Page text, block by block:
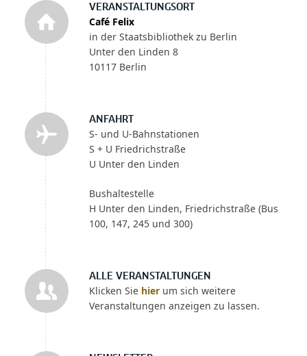
VERANSTALTUNGSORT
Café Felix
in der Staatsbibliothek zu Berlin
Unter den Linden 8
10117 Berlin
ANFAHRT
S- und U-Bahnstationen
S + U Friedrichstraße
U Unter den Linden
Bushaltestelle
H Unter den Linden, Friedrichstraße (Bus
100, 147, 245 und 300)
ALLE VERANSTALTUNGEN
Klicken Sie hierum sich weitere
Veranstaltungen anzeigen zu lassen.